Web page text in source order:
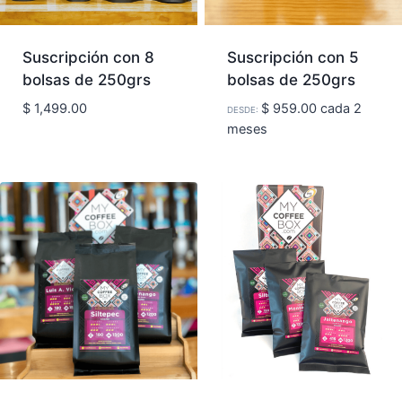
Suscripción con 8
bolsas de 250grs
$1,499.00
Suscripción con 5
bolsas de 250grs
DESDE: $959.00 cada 2
meses